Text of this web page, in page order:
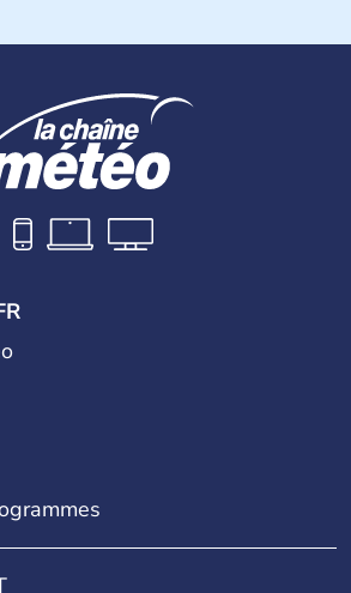
par l'explorateur Jacques
Québec, le Canada passe ensuite
Britanniques. L'indépendance du
cours d'un long processus qui s'est
Le peuple autochtone des Inuits,
n'est découvert qu'au début
d'une expédition dans le Grand